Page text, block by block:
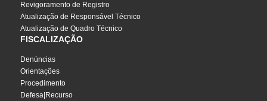
Revigoramento de Registro
Atualização de Responsável Técnico
Atualização de Quadro Técnico
FISCALIZAÇÃO
Denúncias
Orientações
Procedimento
Defesa|Recurso